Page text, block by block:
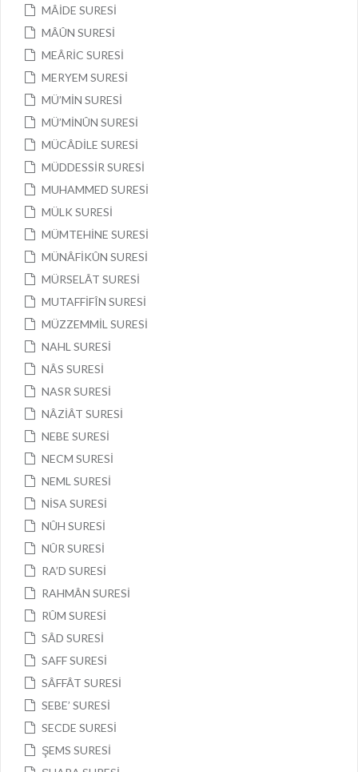
MÂİDE SURESİ
MÂÛN SURESİ
MEÂRİC SURESİ
MERYEM SURESİ
MÜ’MİN SURESİ
MÜ’MİNÛN SURESİ
MÜCÂDİLE SURESİ
MÜDDESSİR SURESİ
MUHAMMED SURESİ
MÜLK SURESİ
MÜMTEHİNE SURESİ
MÜNÂFİKÛN SURESİ
MÜRSELÂT SURESİ
MUTAFFİFÎN SURESİ
MÜZZEMMİL SURESİ
NAHL SURESİ
NÂS SURESİ
NASR SURESİ
NÂZİÂT SURESİ
NEBE SURESİ
NECM SURESİ
NEML SURESİ
NİSA SURESİ
NÛH SURESİ
NÛR SURESİ
RA’D SURESİ
RAHMÂN SURESİ
RÛM SURESİ
SÂD SURESİ
SAFF SURESİ
SÂFFÂT SURESİ
SEBE’ SURESİ
SECDE SURESİ
ŞEMS SURESİ